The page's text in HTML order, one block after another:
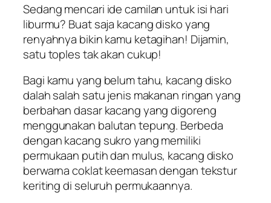
Sedang mencari ide camilan untuk isi hari
liburmu? Buat saja kacang disko yang
renyahnya bikin kamu ketagihan! Dijamin,
satu toples tak akan cukup!
Bagi kamu yang belum tahu, kacang disko
dalah salah satu jenis makanan ringan yang
berbahan dasar kacang yang digoreng
menggunakan balutan tepung. Berbeda
dengan kacang sukro yang memiliki
permukaan putih dan mulus, kacang disko
berwarna coklat keemasan dengan tekstur
keriting di seluruh permukaannya.